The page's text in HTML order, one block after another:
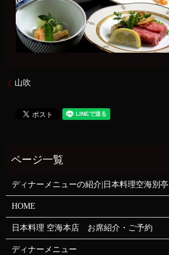
山吹
ディナーメニューの紹介|日本料理空海別亭
HOME
日本料理 空海本店 お席紹介・ご予約
ディナーメニュー